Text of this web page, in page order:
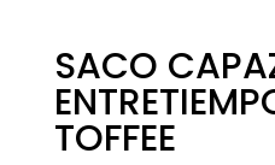
SACO
TOFFEE